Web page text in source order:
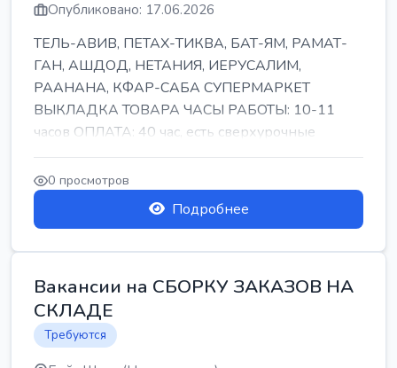
Опубликовано: 17.06.2026
ТЕЛЬ-АВИВ, ПЕТАХ-ТИКВА, БАТ-ЯМ, РАМАТ-
ГАН, АШДОД, НЕТАНИЯ, ИЕРУСАЛИМ,
РААНАНА, КФАР-САБА СУПЕРМАРКЕТ
ВЫКЛАДКА ТОВАРА ЧАСЫ РАБОТЫ: 10-11
часов ОПЛАТА: 40 час, есть сверхурочные
ПИТАНИЕ ЕСТЬ Для синих б...
0 просмотров
Подробнее
Вакансии на СБОРКУ ЗАКАЗОВ НА
СКЛАДЕ
Требуются